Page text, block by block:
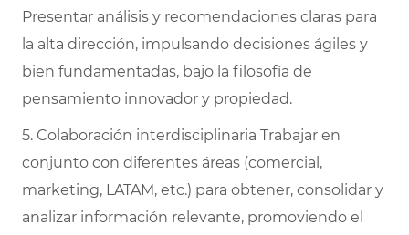
Presentar análisis y recomendaciones claras para
la alta dirección, impulsando decisiones ágiles y
bien fundamentadas, bajo la filosofía de
pensamiento innovador y propiedad.
5. Colaboración interdisciplinaria Trabajar en
conjunto con diferentes áreas (comercial,
marketing, LATAM, etc.) para obtener, consolidar y
analizar información relevante, promoviendo el